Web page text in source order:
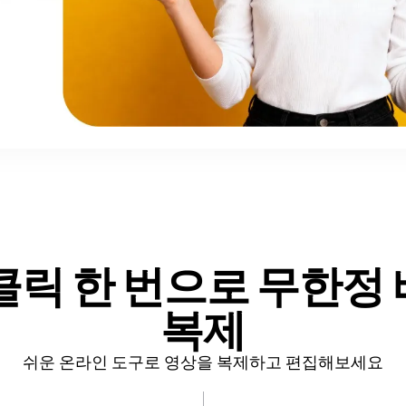
릭 한 번으로무한정
복제
쉬운 온라인 도구로 영상을 복제하고 편집해보세요